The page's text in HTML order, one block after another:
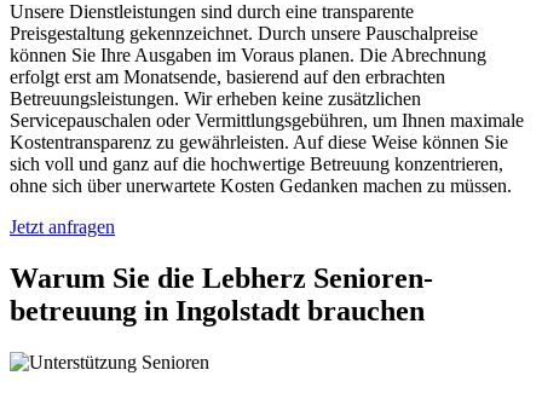
Unsere Dienstleistungen sind durch eine transparente
Preisgestaltung gekennzeichnet. Durch unsere Pauschalpreise
können Sie Ihre Ausgaben im Voraus planen. Die Abrechnung
erfolgt erst am Monatsende, basierend auf den erbrachten
Betreuungsleistungen. Wir erheben keine zusätzlichen
Servicepauschalen oder Vermittlungsgebühren, um Ihnen maximale
Kostentransparenz zu gewährleisten. Auf diese Weise können Sie
sich voll und ganz auf die hochwertige Betreuung konzentrieren,
ohne sich über unerwartete Kosten Gedanken machen zu müssen.
Jetzt anfragen
Warum Sie die Lebherz Senioren­
betreuung in Ingolstadt brauchen